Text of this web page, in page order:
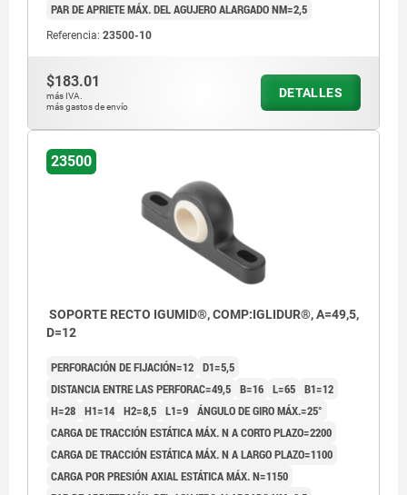
PAR DE APRIETE MÁX. DEL AGUJERO ALARGADO NM=2,5
Referencia: 23500-10
$183.01
más IVA.
más gastos de envío
DETALLES
23500
SOPORTE RECTO IGUMID®, COMP:IGLIDUR®, A=49,5,
D=12
PERFORACIÓN DE FIJACIÓN=12 D1=5,5
DISTANCIA ENTRE LAS PERFORAC=49,5 B=16 L=65 B1=12
H=28 H1=14 H2=8,5 L1=9 ÁNGULO DE GIRO MÁX.=25°
CARGA DE TRACCIÓN ESTÁTICA MÁX. N A CORTO PLAZO=2200
CARGA DE TRACCIÓN ESTÁTICA MÁX. N A LARGO PLAZO=1100
CARGA POR PRESIÓN AXIAL ESTÁTICA MÁX. N=1150